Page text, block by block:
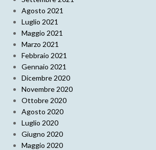
Agosto 2021
Luglio 2021
Maggio 2021
Marzo 2021
Febbraio 2021
Gennaio 2021
Dicembre 2020
Novembre 2020
Ottobre 2020
Agosto 2020
Luglio 2020
Giugno 2020
Maggio 2020